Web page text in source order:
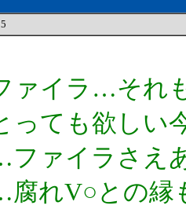
ァイラ…それ
っても欲しい
ァイラさえ
腐れV○との